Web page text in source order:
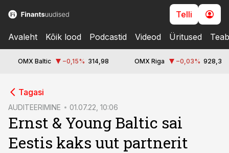
Telli
Avaleht Kõik lood Podcastid Videod Üritused
OMX Baltic −0,15% 314,98 OMX Riga −0,03% 928,3
Tagasi
AUDITEERIMINE 01.07.22, 10:06
Ernst & Young Baltic sai
Eestis kaks uut partnerit